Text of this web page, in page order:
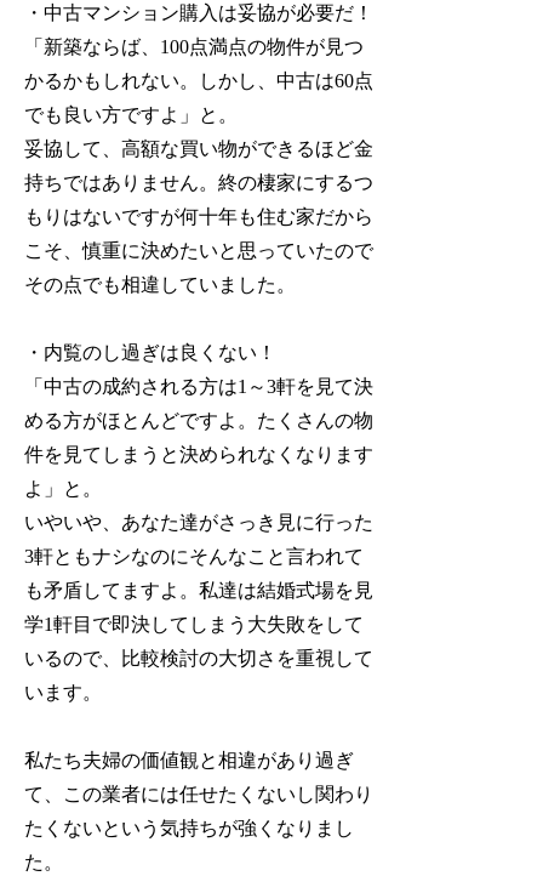
・中古マンション購入は妥協が必要だ！
「新築ならば、100点満点の物件が見つ
かるかもしれない。しかし、中古は60点
でも良い方ですよ」と。
妥協して、高額な買い物ができるほど金
持ちではありません。終の棲家にするつ
もりはないですが何十年も住む家だから
こそ、慎重に決めたいと思っていたので
その点でも相違していました。
・内覧のし過ぎは良くない！
「中古の成約される方は1～3軒を見て決
める方がほとんどですよ。たくさんの物
件を見てしまうと決められなくなります
よ」と。
いやいや、あなた達がさっき見に行った
3軒ともナシなのにそんなこと言われて
も矛盾してますよ。私達は結婚式場を見
学1軒目で即決してしまう大失敗をして
いるので、比較検討の大切さを重視して
います。
私たち夫婦の価値観と相違があり過ぎ
て、この業者には任せたくないし関わり
たくないという気持ちが強くなりまし
た。